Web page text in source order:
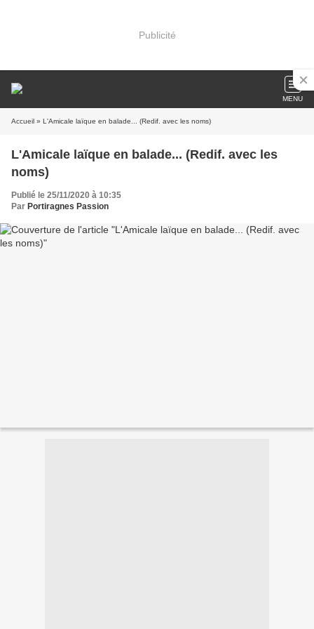
Publicité
MENU
Accueil » L'Amicale laïque en balade... (Redif. avec les noms)
L'Amicale laïque en balade... (Redif. avec les
noms)
Publié le 25/11/2020 à 10:35
Par Portiragnes Passion